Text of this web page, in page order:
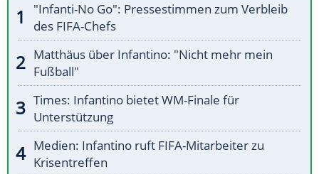
"Infanti-No Go": Pressestimmen zum Verbleib
des FIFA-Chefs
Matthäus über Infantino: "Nicht mehr mein
Fußball"
Times: Infantino bietet WM-Finale für
Unterstützung
Medien: Infantino ruft FIFA-Mitarbeiter zu
Krisentreffen